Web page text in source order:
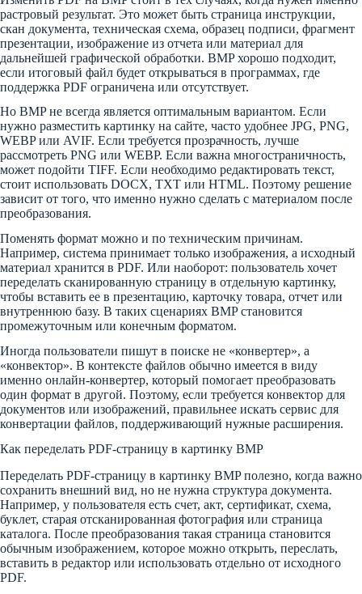
растровый результат. Это может быть страница инструкции,
скан документа, техническая схема, образец подписи, фрагмент
презентации, изображение из отчета или материал для
дальнейшей графической обработки. BMP хорошо подходит,
если итоговый файл будет открываться в программах, где
поддержка PDF ограничена или отсутствует.
Но BMP не всегда является оптимальным вариантом. Если
нужно разместить картинку на сайте, часто удобнее JPG, PNG,
WEBP или AVIF. Если требуется прозрачность, лучше
рассмотреть PNG или WEBP. Если важна многостраничность,
может подойти TIFF. Если необходимо редактировать текст,
стоит использовать DOCX, TXT или HTML. Поэтому решение
зависит от того, что именно нужно сделать с материалом после
преобразования.
Поменять формат можно и по техническим причинам.
Например, система принимает только изображения, а исходный
материал хранится в PDF. Или наоборот: пользователь хочет
переделать сканированную страницу в отдельную картинку,
чтобы вставить ее в презентацию, карточку товара, отчет или
внутреннюю базу. В таких сценариях BMP становится
промежуточным или конечным форматом.
Иногда пользователи пишут в поиске не «конвертер», а
«конвектор». В контексте файлов обычно имеется в виду
именно онлайн-конвертер, который помогает преобразовать
один формат в другой. Поэтому, если требуется конвектор для
документов или изображений, правильнее искать сервис для
конвертации файлов, поддерживающий нужные расширения.
Как переделать PDF-страницу в картинку BMP
Переделать PDF-страницу в картинку BMP полезно, когда важно
сохранить внешний вид, но не нужна структура документа.
Например, у пользователя есть счет, акт, сертификат, схема,
буклет, старая отсканированная фотография или страница
каталога. После преобразования такая страница становится
обычным изображением, которое можно открыть, переслать,
вставить в редактор или использовать отдельно от исходного
PDF.